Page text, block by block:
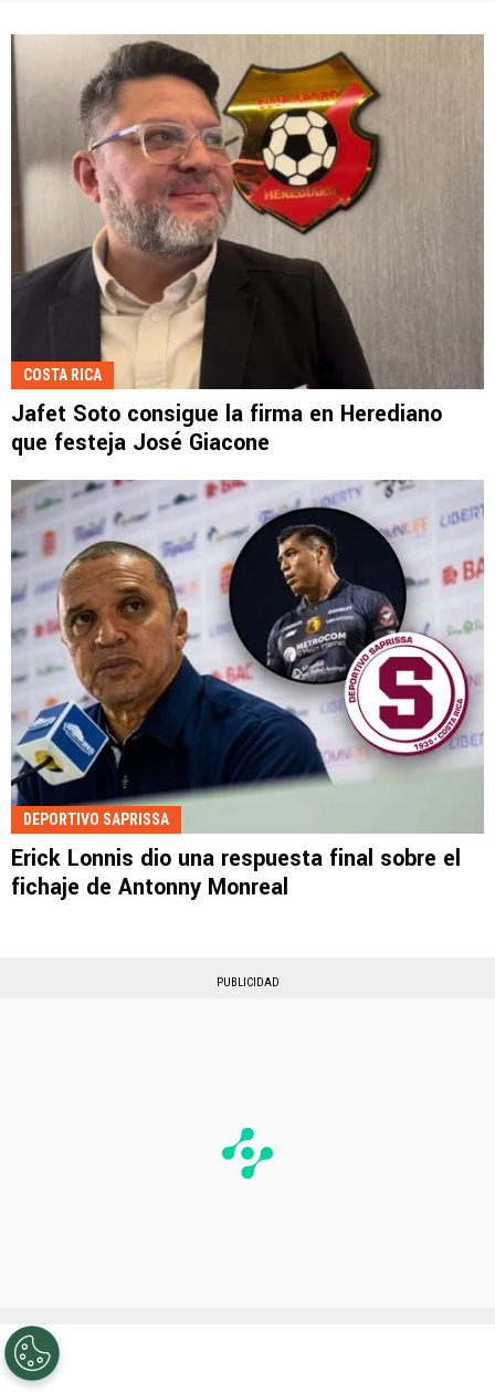
COSTA RICA
Jafet Soto consigue la firma en Herediano
que festeja José Giacone
DEPORTIVO SAPRISSA
Erick Lonnis dio una respuesta final sobre el
fichaje de Antonny Monreal
PUBLICIDAD